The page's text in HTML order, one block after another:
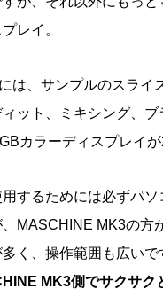
レイ。
は、サンプルのスライ
ット、ミキシング、
カラーディスプレイが
するためには必ずパソ
MASCHINE MK3の方
く、操作範囲も広いで
MK3側でサクサク